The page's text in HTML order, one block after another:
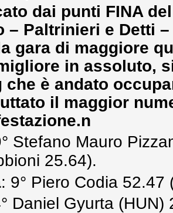
dai punti FINA
– Paltrinieri e Detti
gara di maggiore
in assoluto,
che è andato
il maggior
Stefano Mauro
25.64).
: 9° Piero Codia 52.47
Daniel Gyurta (HUN)